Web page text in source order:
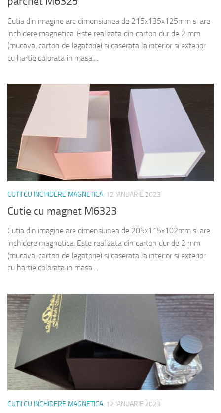
Cutia din imagine are dimensiunea de 215x135x125mm si are
inchidere magnetica. Este realizata din carton dur de 2 mm
(mucava, carton de legatorie) si caserata la interior si exterior
cu hartie colorata in masa....
CUTII CU INCHIDERE MAGNETICA 12 IANUARIE 2023
Cutie cu magnet M6323
Cutia din imagine are dimensiunea de 205x115x102mm si are
inchidere magnetica. Este realizata din carton dur de 2 mm
(mucava, carton de legatorie) si caserata la interior si exterior
cu hartie colorata in masa....
CUTII CU INCHIDERE MAGNETICA 12 IANUARIE 2023